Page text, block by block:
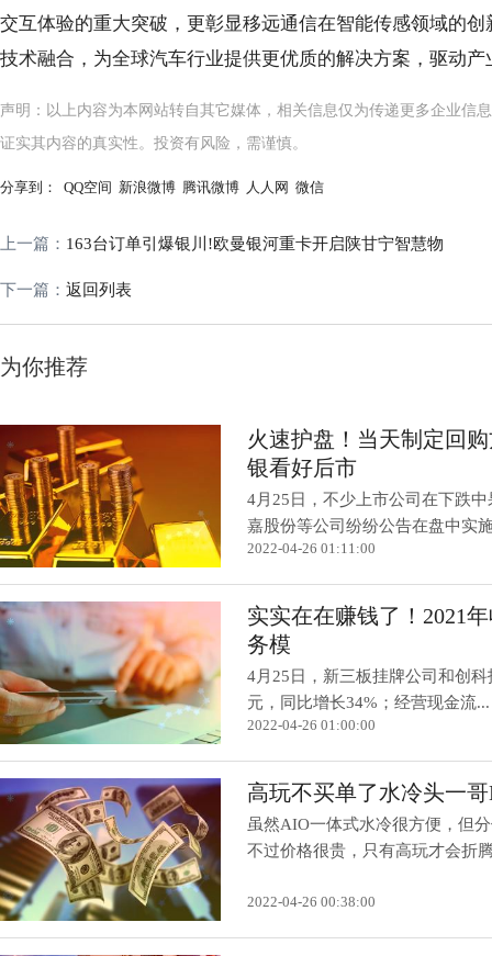
交互体验的重大突破，更彰显移远通信在智能传感领域的
技术融合，为全球汽车行业提供更优质的解决方案，驱动产
声明：以上内容为本网站转自其它媒体，相关信息仅为传递更多企业信
证实其内容的真实性。投资有风险，需谨慎。
分享到： QQ空间 新浪微博 腾讯微博 人人网 微信
上一篇： 163台订单引爆银川!欧曼银河重卡开启陕甘宁智慧物
下一篇： 返回列表
为你推荐
火速护盘！当天制定回
银看好后市
4月25日，不少上市公司在下跌
嘉股份等公司纷纷公告在盘中实
2022-04-26 01:11:00
实实在在赚钱了！2021
务模
4月25日，新三板挂牌公司和创
元，同比增长34%；经营现金流...
2022-04-26 01:00:00
高玩不买单了水冷头一
虽然AIO一体式水冷很方便，但
不过价格很贵，只有高玩才会折
2022-04-26 00:38:00